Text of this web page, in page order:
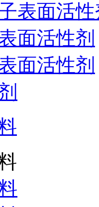
表面活
面活性剂
面活性剂